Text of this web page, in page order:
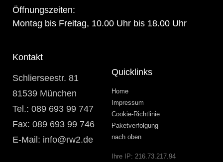
Öffnungszeiten:
Montag bis Freitag, 10.00 Uhr bis 18.00 Uhr
Kontakt
Schlierseestr. 81
81539 München
Tel.: 089 693 99 747
Fax: 089 693 99 746
E-Mail: info@rw2.de
Quicklinks
Home
Impressum
Cookie-Richtlinie
Paketverfolgung
nach oben
Ihre IP: 216.73.217.94